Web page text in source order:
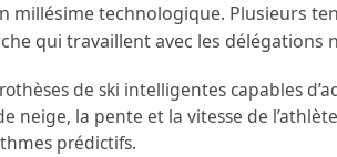
millésime technologique. Plusieurs
qui travaillent avec les délégations
de ski intelligentes capables
neige, la pente et la vitesse de
prédictifs.